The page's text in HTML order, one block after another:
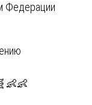
Федерации